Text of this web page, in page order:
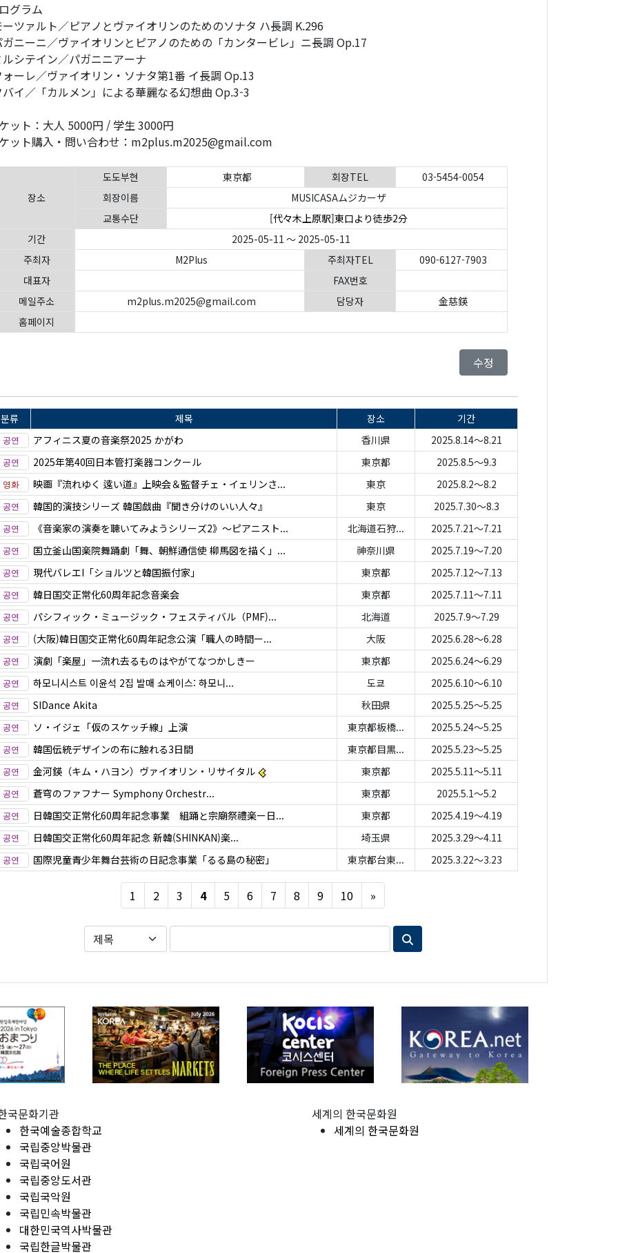
グラム
ツァルト／ピアノとヴァイオリンのためのソナタ ハ長調 K.296
ニーニ／ヴァイオリンとピアノのための「カンタービレ」ニ長調 Op.17
シテイン／パガニニアーナ
ーレ／ヴァイオリン・ソナタ第1番 イ長調 Op.13
イ／「カルメン」による華麗なる幻想曲 Op.3-3
ット：大人 5000円 / 学生 3000円
ット購入・問い合わせ：m2plus.m2025@gmail.com
장소
도도부현 東京都 회장TEL
03-5454-0054
회장이름
MUSICASAムジカーザ
교통수단
[代々木上原駅]東口より徒歩2分
기간
2025-05-11 ～ 2025-05-11
주최자
M2Plus 주최자TEL
090-6127-7903
대표자
FAX번호
메일주소
m2plus.m2025@gmail.com 담당자
金慈鍈
홈페이지
수정
분류 제목 장소
기간
アフィニス夏の音楽祭2025 かがわ
香川県
2025.8.14～8.21
2025年第40回日本管打楽器コンクール
東京都
2025.8.5～9.3
映画『流れゆく 遠い道』上映会＆監督チェ・イェリンさ...
東京
2025.8.2～8.2
韓国的演技シリーズ 韓国戯曲『聞き分けのいい人々』
東京
2025.7.30～8.3
《音楽家の演奏を聴いてみようシリーズ2》〜ピアニスト...
北海道石狩...
2025.7.21～7.21
国立釜山国楽院舞踊劇「舞、朝鮮通信使 柳馬図を描く」...
神奈川県
2025.7.19～7.20
現代バレエI「ショルツと韓国振付家」
東京都
2025.7.12～7.13
韓日国交正常化60周年記念音楽会
東京都
2025.7.11～7.11
パシフィック・ミュージック・フェスティバル（PMF)...
北海道
2025.7.9～7.29
(大阪)韓日国交正常化60周年記念公演「職人の時間ー...
大阪
2025.6.28～6.28
演劇「楽屋」一流れ去るものはやがてなつかしきー
東京都
2025.6.24～6.29
하모니시스트 이윤석 2집 발매 쇼케이스: 하모니...
도쿄
2025.6.10～6.10
SIDance Akita
秋田県
2025.5.25～5.25
ソ・イジェ「仮のスケッチ線」上演
東京都板橋...
2025.5.24～5.25
韓国伝統デザインの布に触れる3日間
東京都目黒...
2025.5.23～5.25
金河鍈（キム・ハヨン）ヴァイオリン・リサイタル
東京都
2025.5.11～5.11
蒼穹のファフナー Symphony Orchestr...
東京都
2025.5.1～5.2
日韓国交正常化60周年記念事業 組踊と宗廟祭禮楽ー日...
東京都
2025.4.19～4.19
日韓国交正常化60周年記念 新韓(SHINKAN)楽...
埼玉県
2025.3.29～4.11
国際児童青少年舞台芸術の日記念事業「るる島の秘密」
東京都台東... 2025.3.22～3.23
1 2 3 4 5 6 7 8 9 10 »
국문화기관
한국예술종합학교
국립중앙박물관
국립국어원
국립중앙도서관
국립국악원
국립민속박물관
대한민국역사박물관
국립한글박물관
세계의 한국문화원
세계의 한국문화원